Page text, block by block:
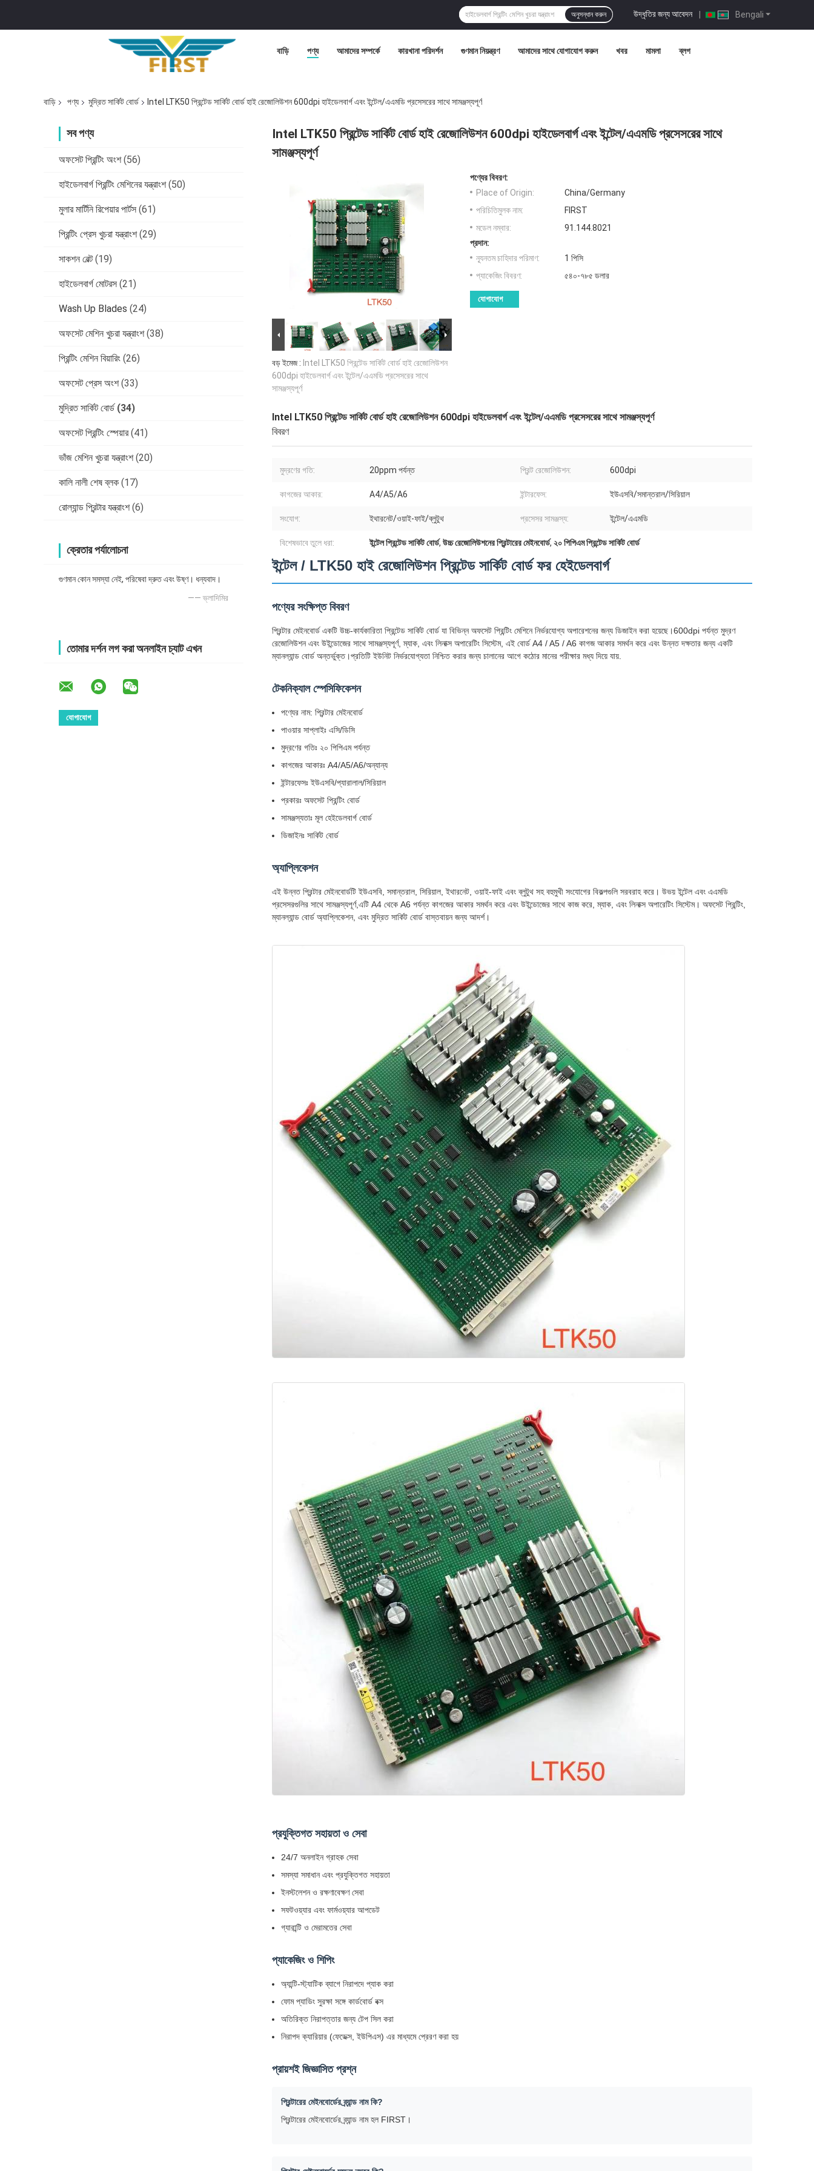
Bengali
উদ্ধৃতির জন্য আবেদন |
অনুসন্ধান করুন
বাড়ি পণ্য আমাদের সম্পর্কে কারখানা পরিদর্শন গুণমান নিয়ন্ত্রণ আমাদের সাথে যোগাযোগ করুন খবর মামলা ব্লগ
বাড়ি পণ্য মুদ্রিত সার্কিট বোর্ড Intel LTK50 প্রিন্টেড সার্কিট বোর্ড হাই রেজোলিউশন 600dpi হাইডেলবার্গ এবং ইন্টেল/এএমডি প্রসেসরের সাথে সামঞ্জস্যপূর্ণ
সব পণ্য
অফসেট প্রিন্টিং অংশ (56)
হাইডেলবার্গ প্রিন্টিং মেশিনের যন্ত্রাংশ (50)
মুলার মার্টিনি রিপেয়ার পার্টস (61)
প্রিন্টিং প্রেস খুচরা যন্ত্রাংশ (29)
সাকশন বেল্ট (19)
হাইডেলবার্গ মোটরস (21)
Wash Up Blades (24)
অফসেট মেশিন খুচরা যন্ত্রাংশ (38)
প্রিন্টিং মেশিন বিয়ারিং (26)
অফসেট প্রেস অংশ (33)
মুদ্রিত সার্কিট বোর্ড (34)
অফসেট প্রিন্টিং স্পেয়ার (41)
ভাঁজ মেশিন খুচরা যন্ত্রাংশ (20)
কালি নালী শেষ ব্লক (17)
রোল্যান্ড প্রিন্টার যন্ত্রাংশ (6)
ক্রেতার পর্যালোচনা
গুণমান কোন সমস্যা নেই, পরিষেবা দ্রুত এবং উষ্ণ। ধন্যবাদ।
—— ভ্লাদিমির
তোমার দর্শন লগ করা অনলাইন চ্যাট এখন
Intel LTK50 প্রিন্টেড সার্কিট বোর্ড হাই রেজোলিউশন 600dpi হাইডেলবার্গ এবং ইন্টেল/এএমডি প্রসেসরের সাথে
সামঞ্জস্যপূর্ণ
বড় ইমেজ : Intel LTK50 প্রিন্টেড সার্কিট বোর্ড হাই রেজোলিউশন
600dpi হাইডেলবার্গ এবং ইন্টেল/এএমডি প্রসেসরের সাথে
সামঞ্জস্যপূর্ণ
পণ্যের বিবরণ:
Place of Origin:
China/Germany
পরিচিতিমুলক নাম:
FIRST
মডেল নম্বার:
91.144.8021
প্রদান:
ন্যূনতম চাহিদার পরিমাণ:
1 পিসি
প্যাকেজিং বিবরণ:
৫৪০-৭৮৫ ডলার
যোগাযোগ
Intel LTK50 প্রিন্টেড সার্কিট বোর্ড হাই রেজোলিউশন 600dpi হাইডেলবার্গ এবং ইন্টেল/এএমডি প্রসেসরের সাথে সামঞ্জস্যপূর্ণ
বিবরণ
মুদ্রণের গতি: 20ppm পর্যন্ত প্রিন্ট রেজোলিউশন: 600dpi
কাগজের আকার: A4/A5/A6 ইন্টারফেস: ইউএসবি/সমান্তরাল/সিরিয়াল
সংযোগ: ইথারনেট/ওয়াই-ফাই/ব্লুটুথ প্রসেসর সামঞ্জস্য: ইন্টেল/এএমডি
বিশেষভাবে তুলে ধরা: ইন্টেল প্রিন্টেড সার্কিট বোর্ড, উচ্চ রেজোলিউশনের প্রিন্টারের মেইনবোর্ড, ২০ পিপিএম প্রিন্টেড সার্কিট বোর্ড
ইন্টেল / LTK50 হাই রেজোলিউশন প্রিন্টেড সার্কিট বোর্ড ফর হেইডেলবার্গ
পণ্যের সংক্ষিপ্ত বিবরণ
প্রিন্টার মেইনবোর্ড একটি উচ্চ-কার্যকারিতা প্রিন্টেড সার্কিট বোর্ড যা বিভিন্ন অফসেট প্রিন্টিং মেশিনে নির্ভরযোগ্য অপারেশনের জন্য ডিজাইন করা হয়েছে।600dpi পর্যন্ত মুদ্রণ
রেজোলিউশন এবং উইন্ডোজের সাথে সামঞ্জস্যপূর্ণ, ম্যাক, এবং লিনাক্স অপারেটিং সিস্টেম, এই বোর্ড A4 / A5 / A6 কাগজ আকার সমর্থন করে এবং উন্নত দক্ষতার জন্য একটি
ম্যানল্যান্ড বোর্ড অন্তর্ভুক্ত।প্রতিটি ইউনিট নির্ভরযোগ্যতা নিশ্চিত করার জন্য চালানের আগে কঠোর মানের পরীক্ষার মধ্য দিয়ে যায়.
টেকনিক্যাল স্পেসিফিকেশন
পণ্যের নাম: প্রিন্টার মেইনবোর্ড
পাওয়ার সাপ্লাইঃ এসি/ডিসি
মুদ্রণের গতিঃ ২০ পিপিএম পর্যন্ত
কাগজের আকারঃ A4/A5/A6/অন্যান্য
ইন্টারফেসঃ ইউএসবি/প্যারালাল/সিরিয়াল
প্রকারঃ অফসেট প্রিন্টিং বোর্ড
সামঞ্জস্যতাঃ মূল হেইডেলবার্গ বোর্ড
ডিজাইনঃ সার্কিট বোর্ড
অ্যাপ্লিকেশন
এই উন্নত প্রিন্টার মেইনবোর্ডটি ইউএসবি, সমান্তরাল, সিরিয়াল, ইথারনেট, ওয়াই-ফাই এবং ব্লুটুথ সহ বহুমুখী সংযোগের বিকল্পগুলি সরবরাহ করে। উভয় ইন্টেল এবং এএমডি
প্রসেসরগুলির সাথে সামঞ্জস্যপূর্ণ,এটি A4 থেকে A6 পর্যন্ত কাগজের আকার সমর্থন করে এবং উইন্ডোজের সাথে কাজ করে, ম্যাক, এবং লিনাক্স অপারেটিং সিস্টেম। অফসেট প্রিন্টিং,
ম্যানল্যান্ড বোর্ড অ্যাপ্লিকেশন, এবং মুদ্রিত সার্কিট বোর্ড বাস্তবায়ন জন্য আদর্শ।
প্রযুক্তিগত সহায়তা ও সেবা
24/7 অনলাইন গ্রাহক সেবা
সমস্যা সমাধান এবং প্রযুক্তিগত সহায়তা
ইনস্টলেশন ও রক্ষণাবেক্ষণ সেবা
সফটওয়্যার এবং ফার্মওয়্যার আপডেট
গ্যারান্টি ও মেরামতের সেবা
প্যাকেজিং ও শিপিং
অ্যান্টি-স্ট্যাটিক ব্যাগে নিরাপদে প্যাক করা
ফোম প্যাডিং সুরক্ষা সঙ্গে কার্ডবোর্ড বক্স
অতিরিক্ত নিরাপত্তার জন্য টেপ সিল করা
নিরাপদ ক্যারিয়ার (ফেডেক্স, ইউপিএস) এর মাধ্যমে প্রেরণ করা হয়
প্রায়শই জিজ্ঞাসিত প্রশ্ন
প্রিন্টারের মেইনবোর্ডের ব্র্যান্ড নাম কি?
প্রিন্টারের মেইনবোর্ডের ব্র্যান্ড নাম হল FIRST।